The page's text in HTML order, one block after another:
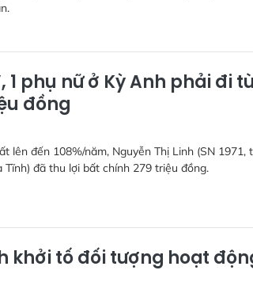
1 phụ nữ ở Kỳ Anh phải đi
đồng
lên đến 108%/năm, Nguyễn Thị Linh (SN 1971,
đã thu lợi bất chính 279 triệu đồng.
khởi tố đối tượng hoạt